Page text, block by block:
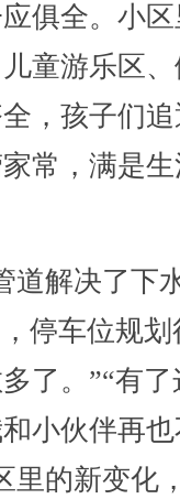
俱全。小
童游乐区
，孩子们
常，满是
解决了下
停车位规划
了。”“有了
小伙伴再
里的新变化